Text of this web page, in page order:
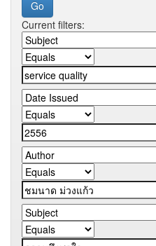
Current filters: